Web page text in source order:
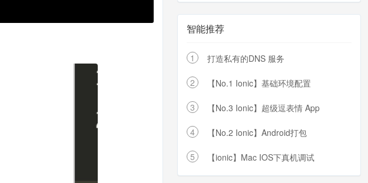
智能推荐
1 打造私有的DNS 服务
2 【No.1 Ionic】基础环境配置
3 【No.3 Ionic】超级逗表情 App
4 【No.2 Ionic】Android打包
5 【ionic】Mac IOS下真机调试